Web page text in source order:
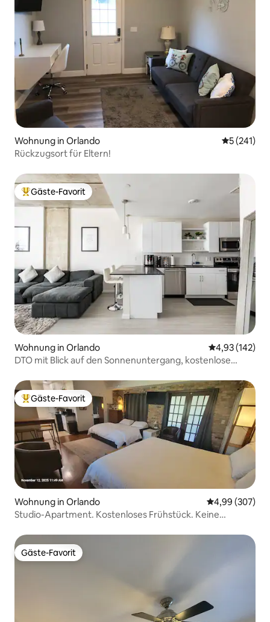
Wohnung in Orlando
5 (241)
Rückzugsort für Eltern!
Beliebter Gäste-Favorit.
Gäste-Favorit
Wohnung in Orlando
4,93 (142)
DTO mit Blick auf den Sonnenuntergang, kostenlose
Beliebter Gäste-Favorit.
Gäste-Favorit
Wohnung in Orlando
4,99 (307)
Studio-Apartment. Kostenloses Frühstück. Keine
Gäste-Favorit
Gäste-Favorit